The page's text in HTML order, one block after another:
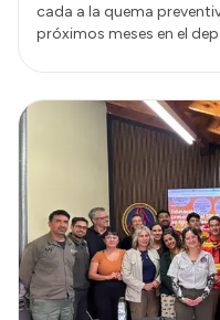
cada a la quema
próximos meses en el